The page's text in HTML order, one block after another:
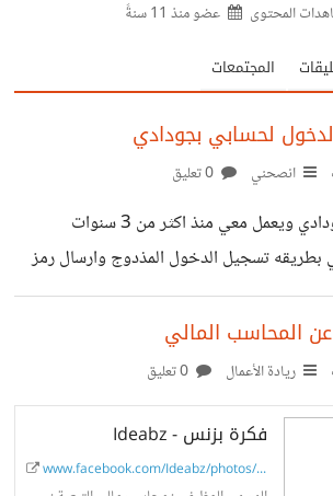
عضو منذ 11 سنةً
المجتمعات
لحسابي بجودادي
انصحني
لدي حساب بجودادي ويعمل معي منذ اكثر من 3 سنوات
تسجيل الدخول المذدوج وارسال رمز
للهاتف ولكن لي 5 ايام كلما حاوت تسجيل الدخول لا يصلي رمز
ارجو المساعده
المحاسب المالي
ريادة الأعمال
فكرة بزنس - Ideabz
www.facebook.com/Ideabz/photos/a....